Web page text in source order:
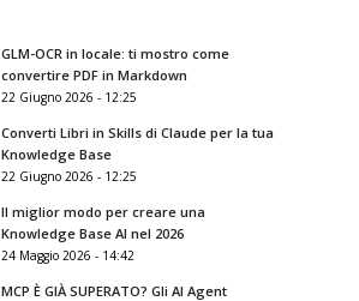
GLM-OCR in locale: ti mostro come
convertire PDF in Markdown
22 Giugno 2026 - 12:25
Converti Libri in Skills di Claude per la tua
Knowledge Base
22 Giugno 2026 - 12:25
Il miglior modo per creare una
Knowledge Base AI nel 2026
24 Maggio 2026 - 14:42
MCP È GIÀ SUPERATO? Gli AI Agent